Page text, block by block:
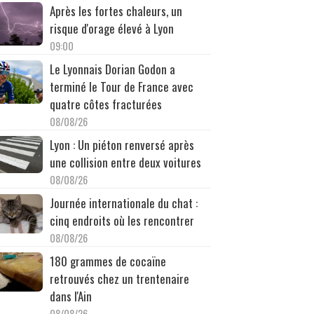
Après les fortes chaleurs, un
risque d'orage élevé à Lyon
09:00
Le Lyonnais Dorian Godon a
terminé le Tour de France avec
quatre côtes fracturées
08/08/26
Lyon : Un piéton renversé après
une collision entre deux voitures
08/08/26
Journée internationale du chat :
cinq endroits où les rencontrer
08/08/26
180 grammes de cocaïne
retrouvés chez un trentenaire
dans l'Ain